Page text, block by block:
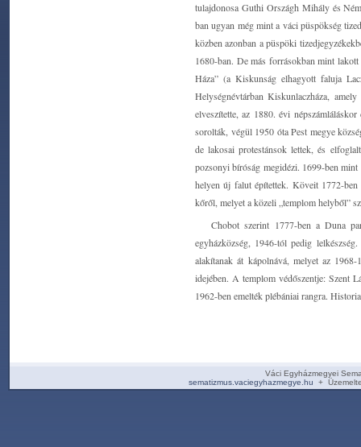
tulajdonosa Guthi Országh Mihály és
ban ugyan még mint a váci püspökség
közben azonban a püspöki
1680-ban. De más forrásokban mint
Háza” (a Kiskunság elhagyott faluja
Helységnévtárban Kiskunlaczháza,
elveszítette, az 1880. évi
sorolták, végül 1950 óta Pest megye
de lakosai protestánsok lettek, és
pozsonyi bíróság megidézi. 1699-ben
helyen új falut építettek. Köveit 1772-
kőről, melyet a közeli „templom helyből”
Chobot szerint 1777-ben a Duna
egyházközség, 1946-tól pedig
alakítanak át kápolnává, melyet az
idejében. A templom védőszentje: Szent
1962-ben emelték plébániai rangra.
Váci Egyházmegyei
sematizmus.vaciegyhazmegye.hu +